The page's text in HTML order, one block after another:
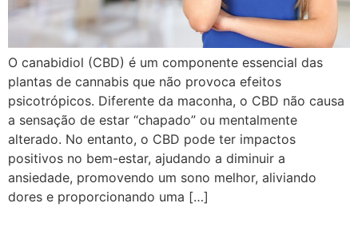
O canabidiol (CBD) é um componente essencial das
plantas de cannabis que não provoca efeitos
psicotrópicos. Diferente da maconha, o CBD não causa
a sensação de estar “chapado” ou mentalmente
alterado. No entanto, o CBD pode ter impactos
positivos no bem-estar, ajudando a diminuir a
ansiedade, promovendo um sono melhor, aliviando
dores e proporcionando uma […]